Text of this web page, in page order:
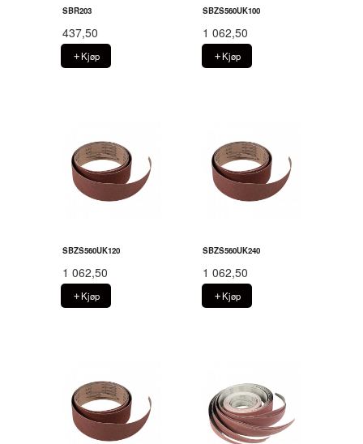
SBR203
437,50
Kjøp
SBZS560UK100
1 062,50
Kjøp
SBZS560UK120
1 062,50
Kjøp
SBZS560UK240
1 062,50
Kjøp